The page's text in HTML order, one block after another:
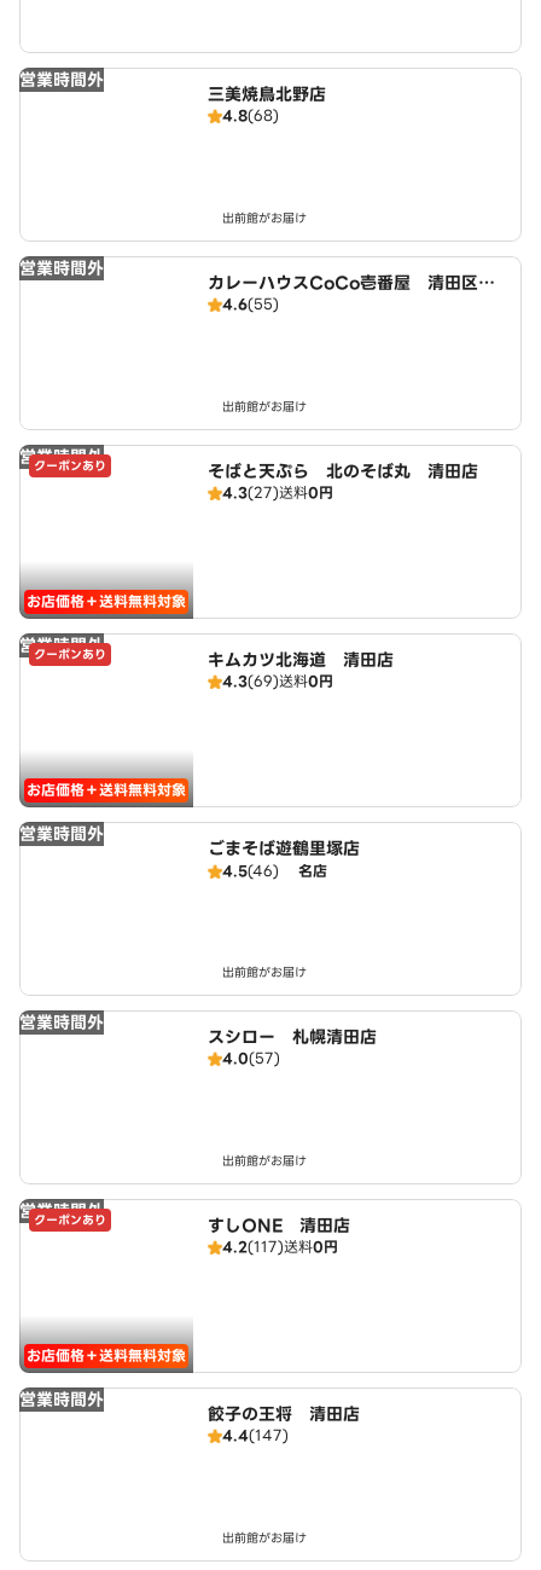
営業時間外
三美焼鳥北野店
4.8(68)
出前館がお届け
営業時間外
カレーハウスCoCo壱番屋 清田区美
しが丘店（SD）
4.6(55)
出前館がお届け
営業時間外
クーポンあり
お店価格＋送料無料対象
そばと天ぷら 北のそば丸 清田店
4.3(27)送料0円
営業時間外
クーポンあり
お店価格＋送料無料対象
キムカツ北海道 清田店
4.3(69)送料0円
営業時間外
ごまそば遊鶴里塚店
4.5(46) 名店
出前館がお届け
営業時間外
スシロー 札幌清田店
4.0(57)
出前館がお届け
営業時間外
クーポンあり
お店価格＋送料無料対象
すしONE 清田店
4.2(117)送料0円
営業時間外
餃子の王将 清田店
4.4(147)
出前館がお届け